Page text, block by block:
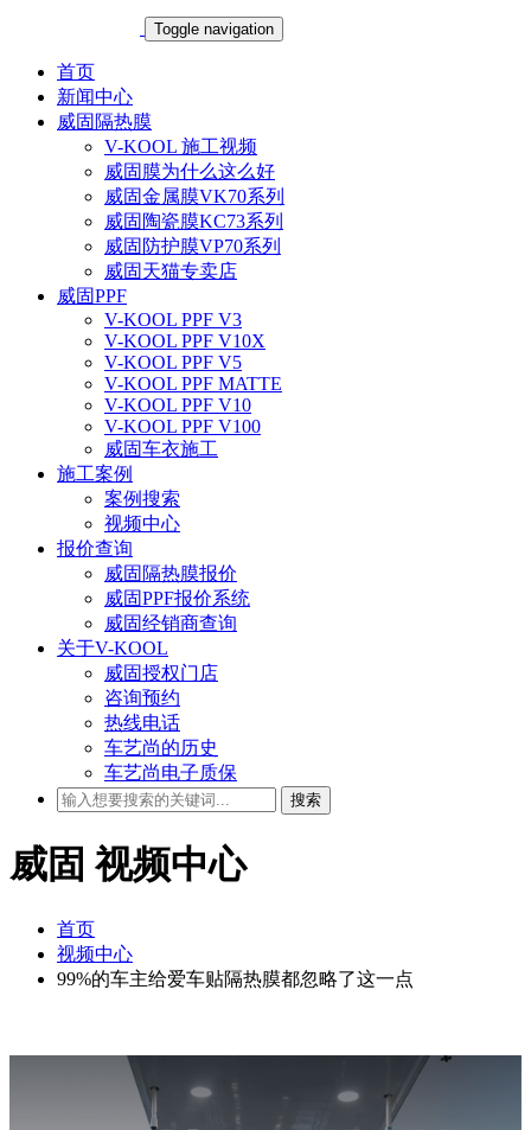
Toggle navigation
首页
新闻中心
威固隔热膜
V-KOOL 施工视频
威固膜为什么这么好
威固金属膜VK70系列
威固陶瓷膜KC73系列
威固防护膜VP70系列
威固天猫专卖店
威固PPF
V-KOOL PPF V3
V-KOOL PPF V10X
V-KOOL PPF V5
V-KOOL PPF MATTE
V-KOOL PPF V10
V-KOOL PPF V100
威固车衣施工
施工案例
案例搜索
视频中心
报价查询
威固隔热膜报价
威固PPF报价系统
威固经销商查询
关于V-KOOL
威固授权门店
咨询预约
热线电话
车艺尚的历史
车艺尚电子质保
搜索
威固 视频中心
首页
视频中心
99%的车主给爱车贴隔热膜都忽略了这一点